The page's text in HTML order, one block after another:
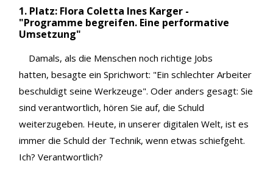
1. Platz: Flora Coletta Ines Karger -
"Programme begreifen. Eine performative
Umsetzung"
Damals, als die Menschen noch richtige Jobs
hatten, besagte ein Sprichwort: "Ein schlechter Arbeiter
beschuldigt seine Werkzeuge". Oder anders gesagt: Sie
sind verantwortlich, hören Sie auf, die Schuld
weiterzugeben. Heute, in unserer digitalen Welt, ist es
immer die Schuld der Technik, wenn etwas schiefgeht.
Ich? Verantwortlich?